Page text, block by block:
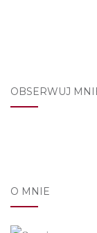
OBSERWUJ
O MNIE